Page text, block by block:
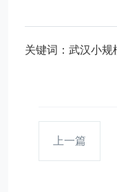
关键词：武汉小
上一篇